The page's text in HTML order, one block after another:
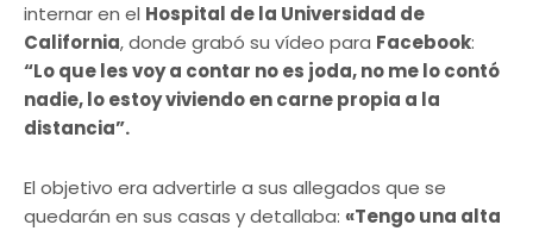
internar en el Hospital de la Universidad de
California, donde grabó su vídeo para Facebook:
“Lo que les voy a contar no es joda, no me lo contó
nadie, lo estoy viviendo en carne propia a la
distancia”.
El objetivo era advertirle a sus allegados que se
quedarán en sus casas y detallaba: «Tengo una alta